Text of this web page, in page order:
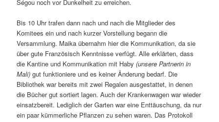
Ségou noch vor Dunkelheit zu erreichen.
Bis 10 Uhr trafen dann nach und nach die Mitglieder des
Komitees ein und nach kurzer Vorstellung begann die
Versammlung. Maika übernahm hier die Kommunikation, da sie
über gute Französisch Kenntnisse verfügt. Alle erklärten, dass
die Kantine und Kommunikation mit Haby(unsere Partnerin in
Mali) gut funktioniere und es keiner Änderung bedarf. Die
Bibliothek war bereits mit zwei Regalen ausgestattet, in denen
die Bücher gut sortiert lagen. Auch der Krankenwagen war wieder
einsatzbereit. Lediglich der Garten war eine Enttäuschung, da nur
ein paar kümmerliche Pflanzen zu sehen waren. Das Protokoll